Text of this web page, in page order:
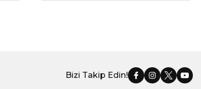
Bizi Takip Edin!